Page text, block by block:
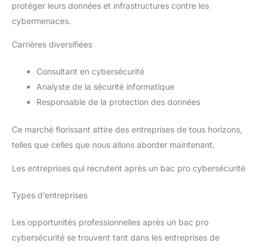
protéger leurs données et infrastructures contre les
cybermenaces.
Carrières diversifiées
Consultant en cybersécurité
Analyste de la sécurité informatique
Responsable de la protection des données
Ce marché florissant attire des entreprises de tous horizons,
telles que celles que nous allons aborder maintenant.
Les entreprises qui recrutent après un bac pro cybersécurité
Types d’entreprises
Les opportunités professionnelles après un bac pro
cybersécurité se trouvent tant dans les entreprises de